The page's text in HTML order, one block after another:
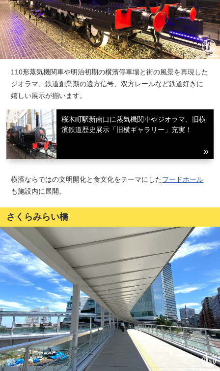
110形蒸気機関車や明治初期の横濱停車場と街の風景を再現した
ジオラマ、鉄道創業期の遠方信号、双方レールなど鉄道好きに
嬉しい展示が揃います。
桜木町駅新南口に蒸気機関車やジオラマ、旧横
濱鉄道歴史展示「旧横ギャラリー」充実！
横濱ならではの文明開化と食文化をテーマにした フードホール
も施設内に展開。
さくらみらい橋